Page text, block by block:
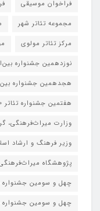
فراخوان موسیقی
مجموعه تئاتر شهر
مرکز تئاتر مولوی
نوزدهمین جشنواره
هجدهمین جشنواره
هفتمین جشنواره تئاتر
وزارت میراث‌فرهنگی،
وزیر فرهنگ و ارشاد
پژوهشگاه
چهل و سومین جشنواره
چهل و سومین جشنواره